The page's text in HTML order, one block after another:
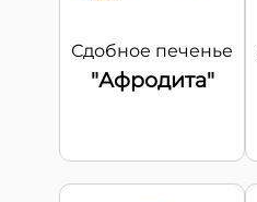
Сдобное печенье
"Афродита"